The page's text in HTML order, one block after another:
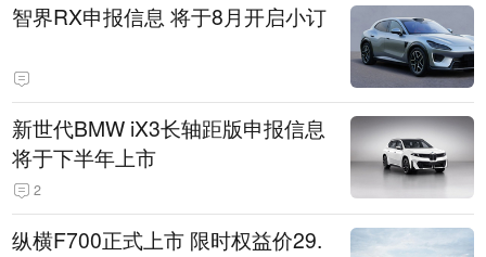
智界RX申报信息 将于8月开启小订
新世代BMW iX3长轴距版申报信息
将于下半年上市
2
纵横F700正式上市 限时权益价29.